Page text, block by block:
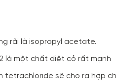
rãi là isopropyl acetate.
là một chất diệt cỏ rất mạnh
tetrachloride sẽ cho ra hợp